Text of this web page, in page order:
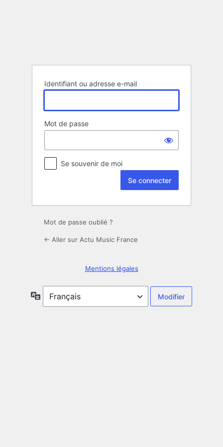
Identifiant ou adresse e-mail
Mot de passe
Se souvenir de moi
Mot de passe oublié ?
← Aller sur Actu Music France
Mentions légales
Langue